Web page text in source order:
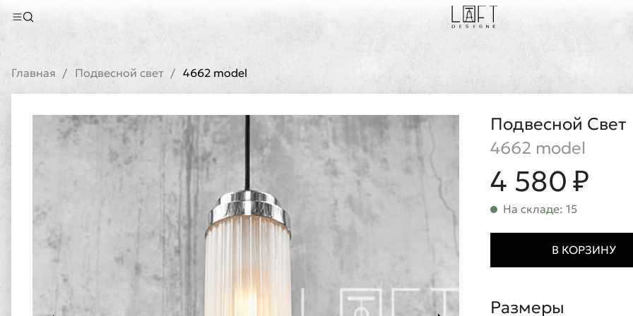
Главная Подвесной свет 4662 model
Подвесной Свет
4662 model
4 580 ₽
На складе: 15
В КОРЗИНУ
Размеры